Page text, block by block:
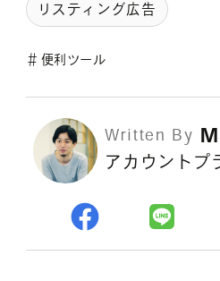
セミナー申し込み
無料診断実施中
Webマーケティン
リスティング広告
＃ 便利ツール
Written By
アカウントプ